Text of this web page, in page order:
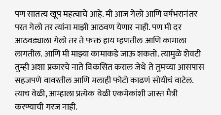
पण सातत्य खूप महत्वाचे आहे. मी आज गेलो आणि वर्षभरानंतर
परत गेलो तर त्यांना माझी आठवण येणार नाही. पण मी दर
आठवड्याला गेलो तर ते फक्त हाय म्हणतील आणि कामाला
लागतील. आणि मी माझ्या कामाकडे जाऊ शकतो. त्यामुळे शेवटी
तुम्ही अशा प्रकारचे नाते विकसित कराल जेथे ते तुमच्या आसपास
सहजपणे वावरतील आणि मलाही फोटो काढणं सोयीचं वाटेल.
त्याच वेळी, आम्हाला प्रत्येक वेळी एकमेकांशी जास्त मैत्री
करण्याची गरज नाही.